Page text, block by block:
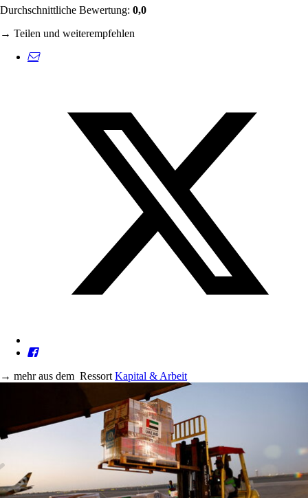
Durchschnittliche Bewertung: 0,0
→ Teilen und weiterempfehlen
→ mehr aus dem Ressort Kapital & Arbeit